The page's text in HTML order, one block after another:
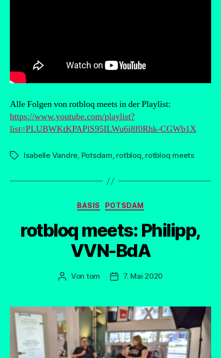
Alle Folgen von rotbloq meets in der Playlist:
https://www.youtube.com/playlist?
list=PLUBWKtKPAPlS95ILWu6i8f0Rhk-CGWb1X
Schlagwörter
Isabelle Vandre, Potsdam, rotbloq, rotbloq meets
Kategorien
BASIS POTSDAM
rotbloq meets: Philipp,
VVN-BdA
Beitragsautor
Von tom Beitragsdatum
7. Mai 2020